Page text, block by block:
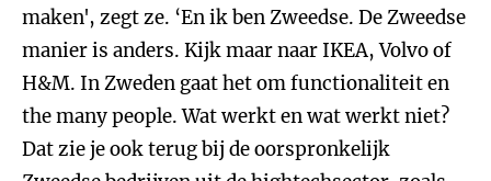
maken', zegt ze. ‘En ik ben Zweedse. De Zweedse
manier is anders. Kijk maar naar IKEA, Volvo of
H&M. In Zweden gaat het om functionaliteit en
the many people. Wat werkt en wat werkt niet?
Dat zie je ook terug bij de oorspronkelijk